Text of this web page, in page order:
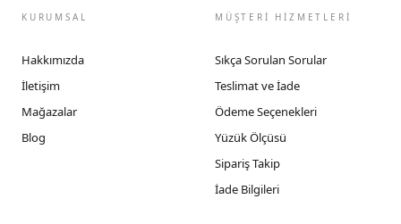
KURUMSAL
Hakkımızda
İletişim
Mağazalar
Blog
MÜŞTERİ HİZMETLERİ
Sıkça Sorulan Sorular
Teslimat ve İade
Ödeme Seçenekleri
Yüzük Ölçüsü
Sipariş Takip
İade Bilgileri